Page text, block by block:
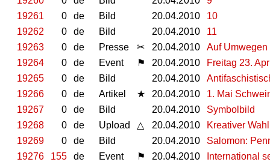
19261
0 de Bild 20.04.2010
10
19262
0 de Bild 20.04.2010
11
19263
0 de Presse ✂ 20.04.2010
Auf
19264
0 de Event ⚑ 20.04.2010
Freitag 23.
19265
0 de Bild 20.04.2010
19266
0 de Artikel ★ 20.04.2010
1. Mai
19267
0 de Bild 20.04.2010
Symbolbild
19268
0 de Upload △ 20.04.2010
Kreativer
19269
0 de Bild 20.04.2010
Salomon:
19276
155 de Event ⚑ 20.04.2010
International